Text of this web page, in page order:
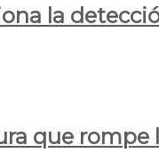
la
que rompe